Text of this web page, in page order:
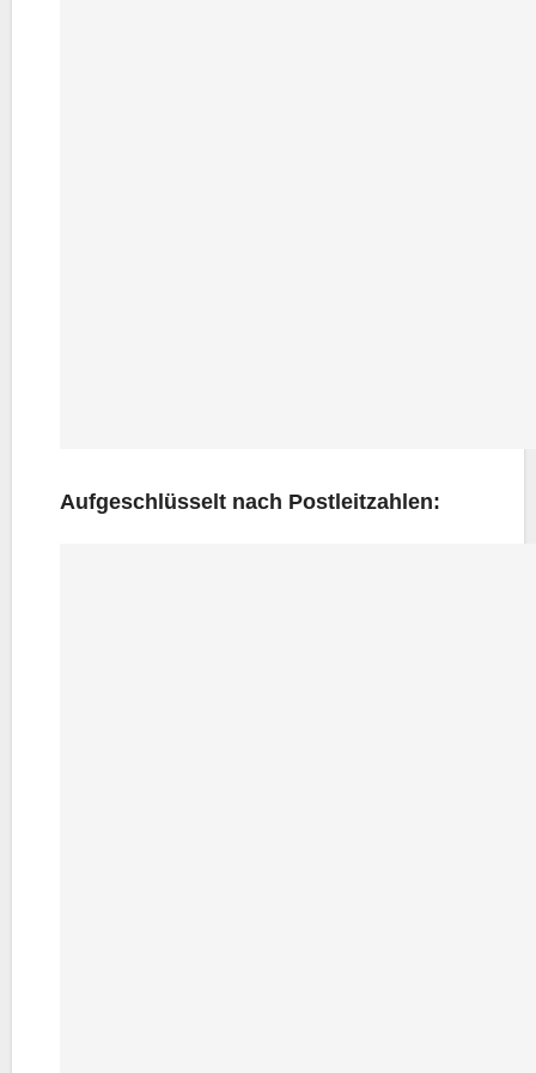
Auf­ge­schlüs­selt nach Postleitzahlen: